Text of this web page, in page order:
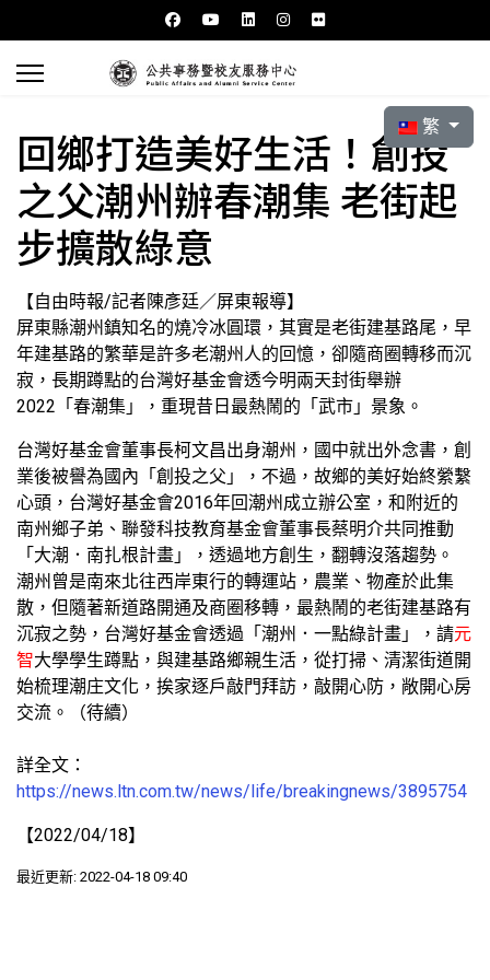
選擇你的語言
繁
回鄉打造美好生活！創投
之父潮州辦春潮集 老街起
步擴散綠意
【自由時報/記者陳彥廷／屏東報導】
屏東縣潮州鎮知名的燒冷冰圓環，其實是老街建基路尾，早
年建基路的繁華是許多老潮州人的回憶，卻隨商圈轉移而沉
寂，長期蹲點的台灣好基金會透今明兩天封街舉辦
2022「春潮集」，重現昔日最熱鬧的「武市」景象。
台灣好基金會董事長柯文昌出身潮州，國中就出外念書，創
業後被譽為國內「創投之父」，不過，故鄉的美好始終縈繫
心頭，台灣好基金會2016年回潮州成立辦公室，和附近的
南州鄉子弟、聯發科技教育基金會董事長蔡明介共同推動
「大潮．南扎根計畫」，透過地方創生，翻轉沒落趨勢。
潮州曾是南來北往西岸東行的轉運站，農業、物產於此集
散，但隨著新道路開通及商圈移轉，最熱鬧的老街建基路有
沉寂之勢，台灣好基金會透過「潮州．一點綠計畫」，請元
智大學學生蹲點，與建基路鄉親生活，從打掃、清潔街道開
始梳理潮庄文化，挨家逐戶敲門拜訪，敲開心防，敞開心房
交流。（待續）
詳全文：
https://news.ltn.com.tw/news/life/breakingnews/3895754
【2022/04/18】
最近更新: 2022-04-18 09:40